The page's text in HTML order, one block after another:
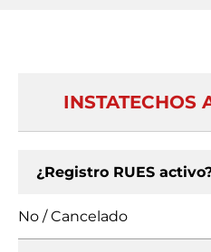
INSTATECHOS
¿Registro RUES
No / Cancelado